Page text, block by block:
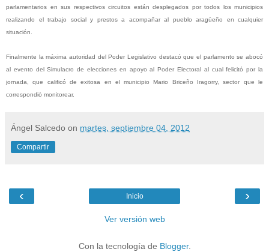
parlamentarios en sus respectivos circuitos están desplegados por todos los municipios
realizando el trabajo social y prestos a acompañar al pueblo aragüeño en cualquier
situación.
Finalmente la máxima autoridad del Poder Legislativo destacó que el parlamento se abocó
al evento del Simulacro de elecciones en apoyo al Poder Electoral al cual felicitó por la
jornada, que calificó de exitosa en el municipio Mario Briceño Iragorry, sector que le
correspondió monitorear.
Ángel Salcedo on martes, septiembre 04, 2012
Compartir
‹ ›
Inicio
Ver versión web
Con la tecnología de Blogger.